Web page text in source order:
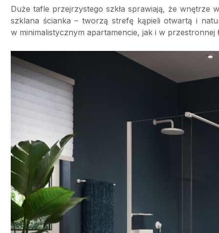
Duże tafle przejrzystego szkła sprawiają, że wnętrze
szklana ścianka – tworzą strefę kąpieli otwartą i
w minimalistycznym apartamencie, jak i w przestronnej